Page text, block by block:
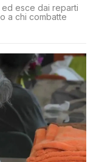
esce dai reparti
a chi combatte